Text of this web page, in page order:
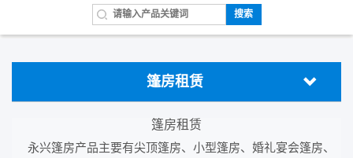
搜索
篷房租赁
篷房租赁
永兴篷房产品主要有尖顶篷房、小型篷房、婚礼宴会篷房、